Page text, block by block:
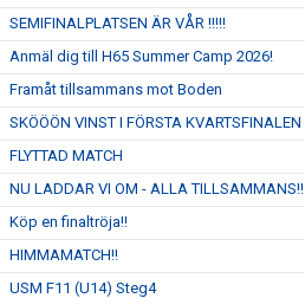
SEMIFINALPLATSEN ÄR VÅR !!!!!
Anmäl dig till H65 Summer Camp 2026!
Framåt tillsammans mot Boden
SKÖÖÖN VINST I FÖRSTA KVARTSFINALEN
FLYTTAD MATCH
NU LADDAR VI OM - ALLA TILLSAMMANS!!
Köp en finaltröja!!
HIMMAMATCH!!
USM F11 (U14) Steg4